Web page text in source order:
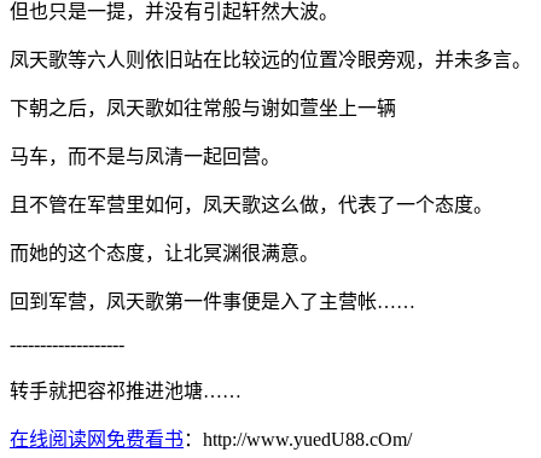
但也只是一提，并没有引起轩然大波。
凤天歌等六人则依旧站在比较远的位置冷眼旁观，并未多言。
下朝之后，凤天歌如往常般与谢如萱坐上一辆
马车，而不是与凤清一起回营。
且不管在军营里如何，凤天歌这么做，代表了一个态度。
而她的这个态度，让北冥渊很满意。
回到军营，凤天歌第一件事便是入了主营帐……
-------------------
转手就把容祁推进池塘……
在线阅读网免费看书 ：http://www.yuedU88.cOm/